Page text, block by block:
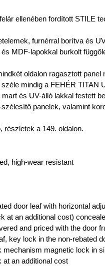
ellenében fordított STILE
furnérral borítva és
MDF-lapokkal burkolt
oldalon ragasztott panel
mindig a FEHÉR TITAN
és UV-álló lakkal festett
panelek, valamint
részletek a 149. oldalon.
high-wear resistant
door leaf with horizontal
at an additional cost)
and priced with the door
key lock in the non-rebated
magnetic lock in
at an additional cost